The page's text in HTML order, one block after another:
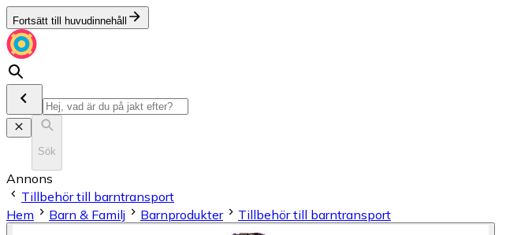
Fortsätt till huvudinnehåll
Sök
Annons
Tillbehör till barntransport
Hem
Barn & Familj Barnprodukter Tillbehör till barntransport